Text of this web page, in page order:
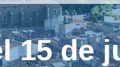
15 de